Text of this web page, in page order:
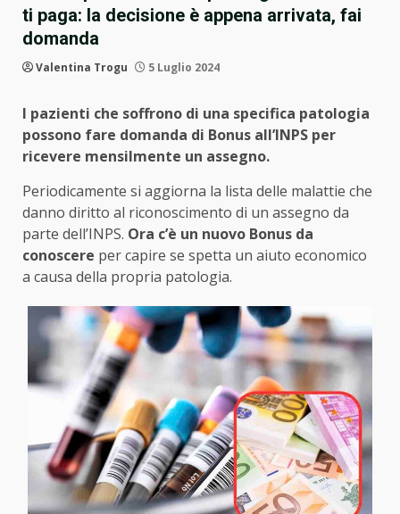
ti paga: la decisione è appena arrivata, fai
domanda
Valentina Trogu 5 Luglio 2024
I pazienti che soffrono di una specifica patologia
possono fare domanda di Bonus all’INPS per
ricevere mensilmente un assegno.
Periodicamente si aggiorna la lista delle malattie che
danno diritto al riconoscimento di un assegno da
parte dell’INPS. Ora c’è un nuovo Bonus da
conoscere per capire se spetta un aiuto economico
a causa della propria patologia.